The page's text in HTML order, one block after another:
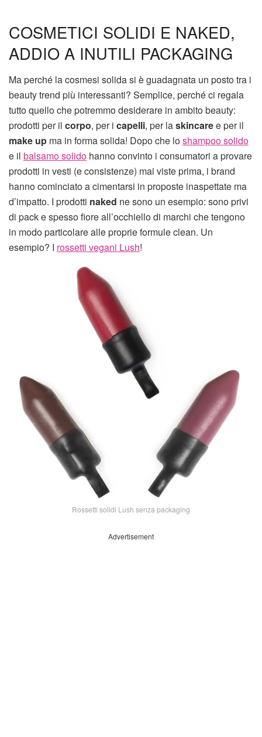
COSMETICI SOLIDI E NAKED,
ADDIO A INUTILI PACKAGING
Ma perché la cosmesi solida si è guadagnata un posto tra i
beauty trend più interessanti? Semplice, perché ci regala
tutto quello che potremmo desiderare in ambito beauty:
prodotti per il corpo, per i capelli, per laskincaree per il
make up ma in forma solida! Dopo che loshampoo solido
e il balsamo solido hanno convinto i consumatori a provare
prodotti in vesti (e consistenze) mai viste prima, i brand
hanno cominciato a cimentarsi in proposte inaspettate ma
d’impatto. I prodotti naked ne sono un esempio: sono privi
di pack e spesso fiore all’occhiello di marchi che tengono
in modo particolare alle proprie formule clean. Un
esempio? I rossetti vegani Lush!
Rossetti solidi Lush senza packaging
Advertisement